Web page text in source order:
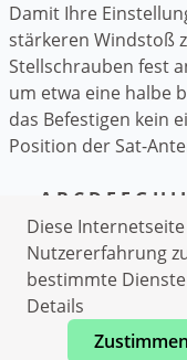
Damit Ihre
stärkeren Windstoß
Stellschrauben fest
um etwa eine halbe
das Befestigen kein
Position der Sat-
A B C D E F G H I J
Diese
Nutzererfahrung
bestimmte
Details
Zustimmen